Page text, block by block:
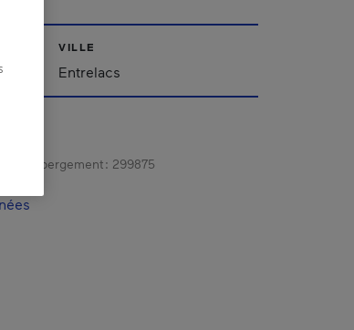
VILLE
Entrelacs
d’hébergement : 299875